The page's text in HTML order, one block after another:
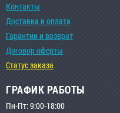
Контакты
Доставка и оплата
Гарантии и возврат
Договор оферты
Статус заказа
ГРАФИК РАБОТЫ
Пн-Пт: 9:00-18:00